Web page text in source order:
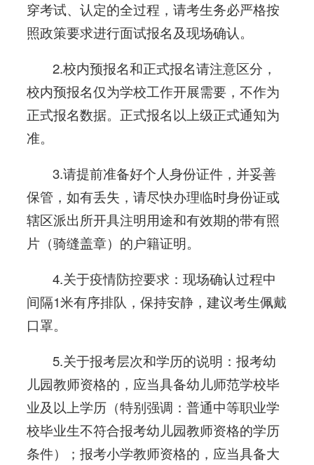
穿考试、认定的全过程，请考生务必严格按
照政策要求进行面试报名及现场确认。
2.校内预报名和正式报名请注意区分，
校内预报名仅为学校工作开展需要，不作为
正式报名数据。正式报名以上级正式通知为
准。
3.请提前准备好个人身份证件，并妥善
保管，如有丢失，请尽快办理临时身份证或
辖区派出所开具注明用途和有效期的带有照
片（骑缝盖章）的户籍证明。
4.关于疫情防控要求：现场确认过程中
间隔1米有序排队，保持安静，建议考生佩戴
口罩。
5.关于报考层次和学历的说明：报考幼
儿园教师资格的，应当具备幼儿师范学校毕
业及以上学历（特别强调：普通中等职业学
校毕业生不符合报考幼儿园教师资格的学历
条件）；报考小学教师资格的，应当具备大